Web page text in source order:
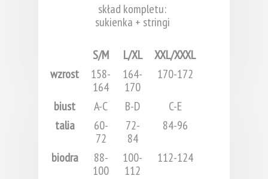
skład kompletu:
sukienka + stringi
S/M L/XL
XXL/XXXL
wzrost
158-
164
164-
170
170-172
biust A-C B-D
C-E
talia
60-
72
72-
84
84-96
biodra
88-
100
100-
112
112-124